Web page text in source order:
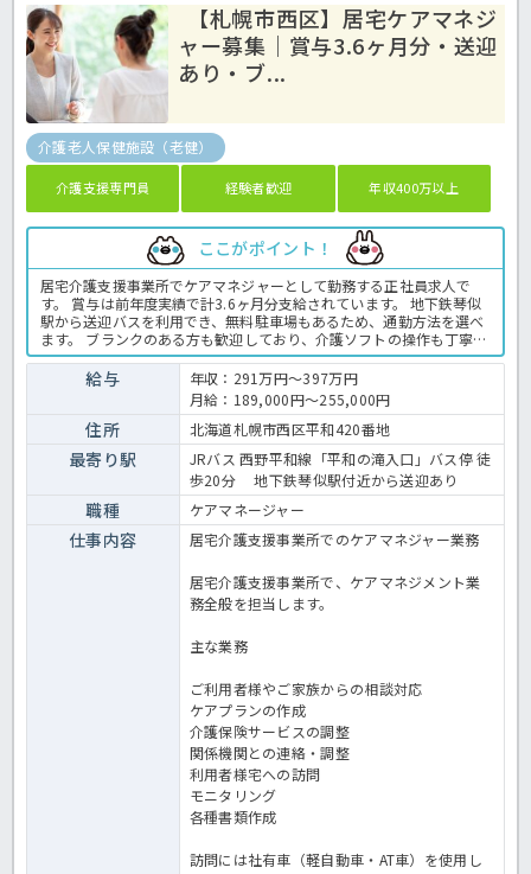
【札幌市西区】居宅ケアマネジ
ャー募集｜賞与3.6ヶ月分・送迎
あり・ブ...
介護老人保健施設（老健）
介護支援専門員 経験者歓迎 年収400万以上
ここがポイント！
居宅介護支援事業所でケアマネジャーとして勤務する正社員求人で
す。 賞与は前年度実績で計3.6ヶ月分支給されています。 地下鉄琴似
駅から送迎バスを利用でき、無料駐車場もあるため、通勤方法を選べ
ます。 ブランクのある方も歓迎しており、介護ソフトの操作も丁寧に
教えてもらえる環境です。 ご利用者様やご家族の相談に寄り添い、ケ
アプラン作成やサービス調整を担当します。 年間休日は114日あり、
時間外勤務もありません。 地下鉄琴似駅から送迎バスを利用できるほ
か、無料駐車場も完備しています。 ブランクがある方も応募できます
ので、新しい環境で再スタートしたい方にもおすすめです。 ＜ケアマ
ネジャー 正職員 老健の求人＞
給与
年収：291万円～397万円
月給：189,000円～255,000円
住所 北海道札幌市西区平和420番地
最寄り駅
JRバス 西野平和線「平和の滝入口」バス停 徒
歩20分 地下鉄琴似駅付近から送迎あり
職種 ケアマネージャー
仕事内容 居宅介護支援事業所でのケアマネジャー業務
居宅介護支援事業所で、ケアマネジメント業
務全般を担当します。
主な業務
ご利用者様やご家族からの相談対応
ケアプランの作成
介護保険サービスの調整
関係機関との連絡・調整
利用者様宅への訪問
モニタリング
各種書類作成
訪問には社有車（軽自動車・AT車）を使用し